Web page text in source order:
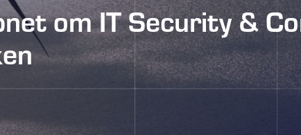
om IT Security &